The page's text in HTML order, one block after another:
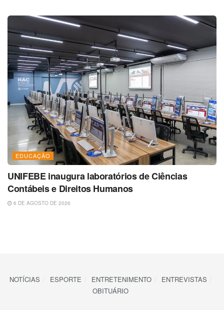
EDUCAÇÃO
UNIFEBE inaugura laboratórios de Ciências
Contábeis e Direitos Humanos
6 DE AGOSTO DE 2026
NOTÍCIAS ESPORTE ENTRETENIMENTO
ENTREVISTAS
OBITUÁRIO